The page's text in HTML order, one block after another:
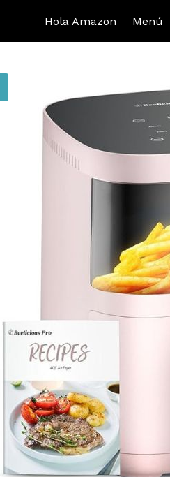
Hola Amazon Menú